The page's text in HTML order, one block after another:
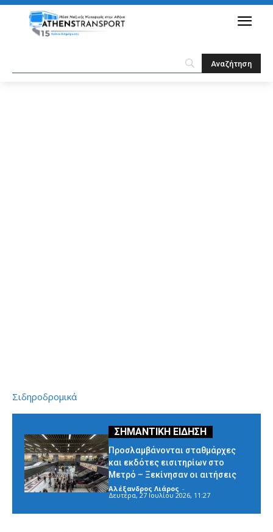
Σιδηροδρομικά
Προσλαμβάνονται σταθμάρχες
και εκδότες εισιτηρίων στο
Μετρό – Ξεκίνησαν οι αιτήσεις
Αλέξανδρος Λιάρος -
Δευτέρα, 27 Ιουλίου 2026, 11:27